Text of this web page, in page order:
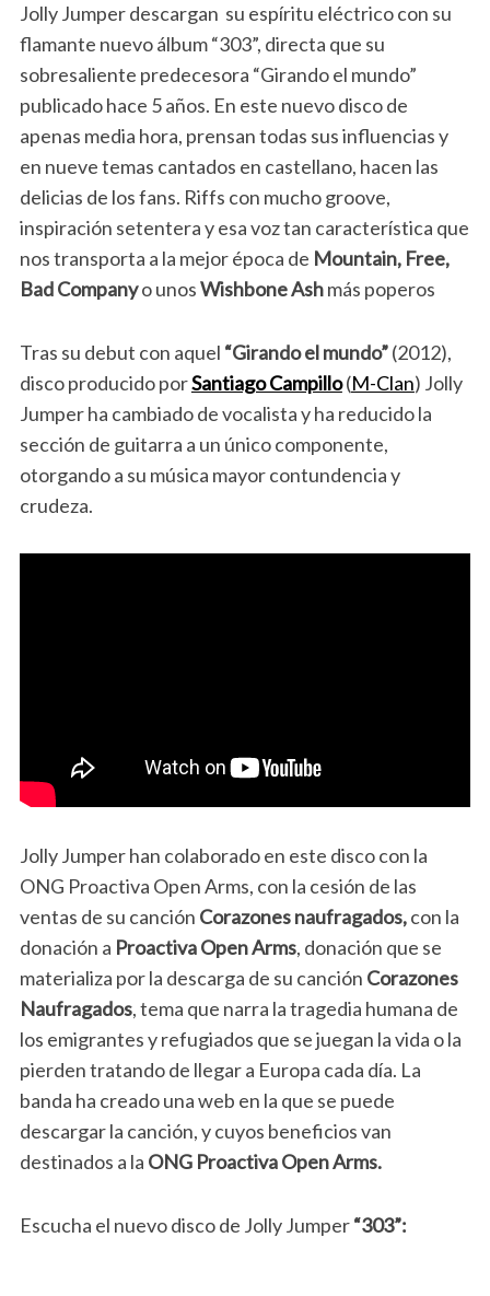
Jolly Jumper descargan su espíritu eléctrico con su
flamante nuevo álbum “303”, directa que su
sobresaliente predecesora “Girando el mundo”
publicado hace 5 años. En este nuevo disco de
apenas media hora, prensan todas sus influencias y
en nueve temas cantados en castellano, hacen las
delicias de los fans. Riffs con mucho groove,
inspiración setentera y esa voz tan característica que
nos transporta a la mejor época de Mountain, Free,
Bad Companyo unosWishbone Ashmás poperos
Tras su debut con aquel “Girando el mundo”(2012),
disco producido porSantiago Campillo(M-Clan) Jolly
Jumper ha cambiado de vocalista y ha reducido la
sección de guitarra a un único componente,
otorgando a su música mayor contundencia y
crudeza.
Jolly Jumper han colaborado en este disco con la
ONG Proactiva Open Arms, con la cesión de las
ventas de su canción Corazones naufragados,con la
donación a Proactiva Open Arms, donación que se
materializa por la descarga de su canción Corazones
Naufragados, tema que narra la tragedia humana de
los emigrantes y refugiados que se juegan la vida o la
pierden tratando de llegar a Europa cada día. La
banda ha creado una web en la que se puede
descargar la canción, y cuyos beneficios van
destinados a la ONG Proactiva Open Arms.
Escucha el nuevo disco de Jolly Jumper“303”: